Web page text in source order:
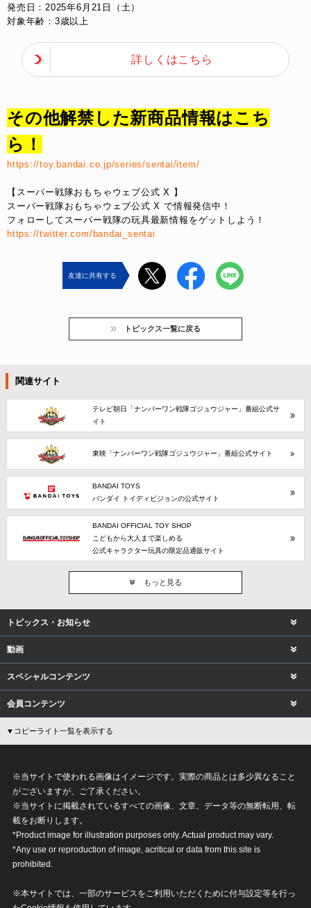
発売日：2025年6月21日（土）​​
対象年齢：3歳以上​
詳しくはこちら
その他解禁した新商品情報はこち
ら！​​
https://toy.bandai.co.jp/series/sentai/item/
【スーパー戦隊おもちゃウェブ公式 X 】
スーパー戦隊おもちゃウェブ公式 X で情報発信中！
フォローしてスーパー戦隊の玩具最新情報をゲットしよう！
https://twitter.com/bandai_sentai
友達に共有する
トピックス一覧に戻る
関連サイト
テレビ朝日「ナンバーワン戦隊ゴジュウジャー」番組公式サ
イト
東映「ナンバーワン戦隊ゴジュウジャー」番組公式サイト
BANDAI TOYS
バンダイ トイディビジョンの公式サイト
BANDAI OFFICIAL TOY SHOP
こどもから大人まで楽しめる
公式キャラクター玩具の限定品通販サイト
もっと見る
トピックス・お知らせ
動画
スペシャルコンテンツ
会員コンテンツ
▼コピーライト一覧を表示する
※当サイトで使われる画像はイメージです。実際の商品とは多少異なること
がございますが、ご了承ください。
※当サイトに掲載されているすべての画像、文章、データ等の無断転用、転
載をお断りします。
*Product image for illustration purposes only. Actual product may vary.
*Any use or reproduction of image, acritical or data from this site is
prohibited.
※本サイトでは、一部のサービスをご利用いただくために付与設定等を行っ